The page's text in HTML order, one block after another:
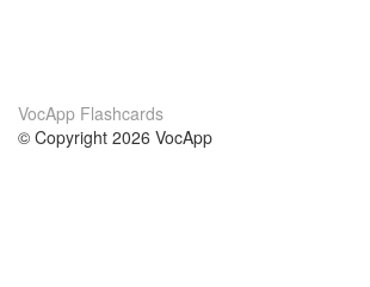
VocApp Flashcards
© Copyright 2026 VocApp